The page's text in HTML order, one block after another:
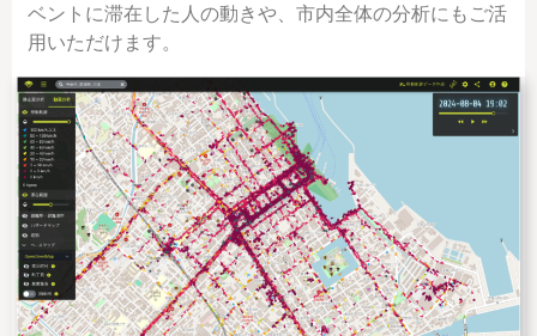
ベントに滞在した人の動きや、市内全体の分析にもご活
用いただけます。